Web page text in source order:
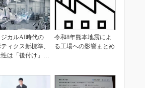
ジカルAI時代の
ィクス新標準、
は「後付け」で
令和8年熊本地震によ
る工場への影響まとめ